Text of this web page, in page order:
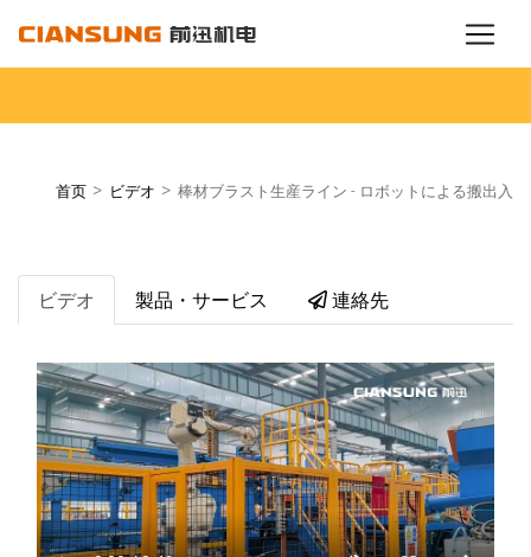
首页 > ビデオ > 棒材ブラスト生産ライン - ロボットによる搬出入
ビデオ 製品・サービス 連絡先